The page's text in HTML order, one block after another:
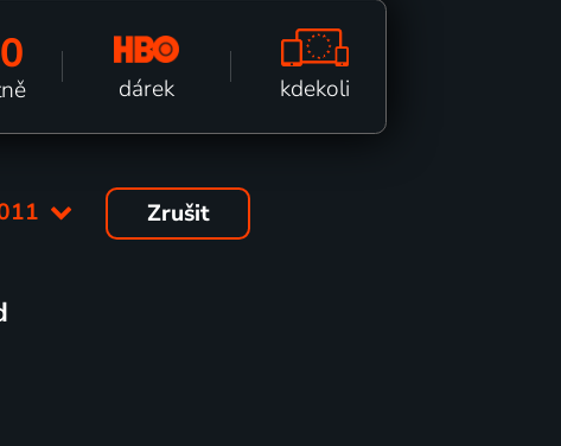
dárek kdekoli
Zrušit